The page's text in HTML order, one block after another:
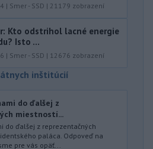
| Smer - SSD | 21179 zobrazení
Kto odstrihol lacné energie
Isto ...
| Smer - SSD | 12676 zobrazení
inštitúcií
do ďalšej z
miestností...
do ďalšej z reprezentačných
paláca. Odpoveď na
pre vás opäť...